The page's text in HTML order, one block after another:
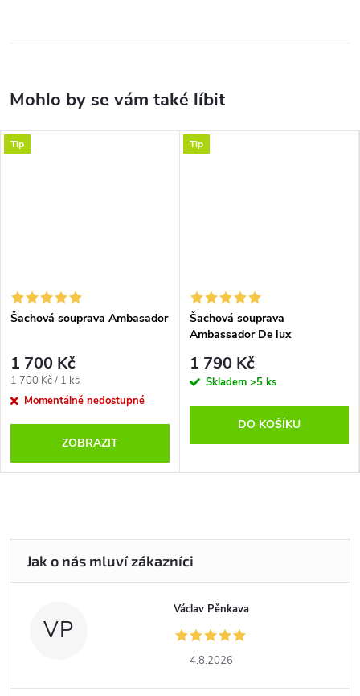
Tip
Šachová souprava Ambasador
1 700 Kč
Měrná
cena:
1 700 Kč / 1 ks
Momentálně nedostupné
ZOBRAZIT
Tip
Šachová souprava
Ambassador De lux
1 790 Kč
Skladem >5 ks
DO KOŠÍKU
VP
Václav Pěnkava
4.8.2026